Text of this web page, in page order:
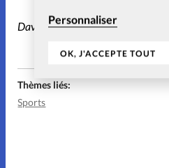
Personnaliser
OK, J'ACCEPTE TOUT
David Kadel et Thomas Hanimann
Thèmes liés:
Sports